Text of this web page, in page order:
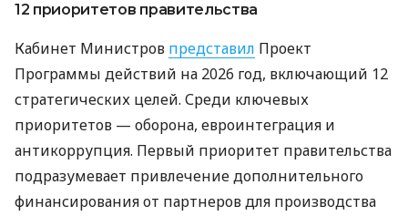
12 приоритетов правительства
Кабинет Министров представил Проект
Программы действий на 2026 год, включающий 12
стратегических целей. Среди ключевых
приоритетов — оборона, евроинтеграция и
антикоррупция. Первый приоритет правительства
подразумевает привлечение дополнительного
финансирования от партнеров для производства